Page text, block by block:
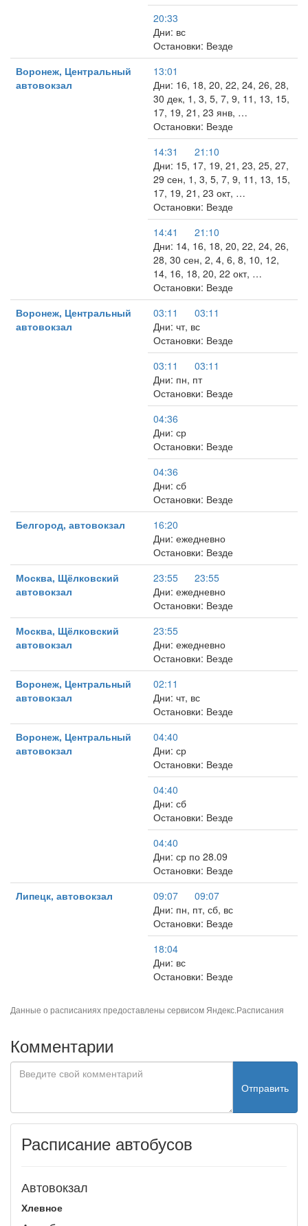
20:33
Дни: вс
Остановки: Везде
Воронеж, Центральный
автовокзал
13:01
Дни: 16, 18, 20, 22, 24, 26, 28,
30 дек, 1, 3, 5, 7, 9, 11, 13, 15,
17, 19, 21, 23 янв, …
Остановки: Везде
14:31
21:10
Дни: 15, 17, 19, 21, 23, 25, 27,
29 сен, 1, 3, 5, 7, 9, 11, 13, 15,
17, 19, 21, 23 окт, …
Остановки: Везде
14:41
21:10
Дни: 14, 16, 18, 20, 22, 24, 26,
28, 30 сен, 2, 4, 6, 8, 10, 12,
14, 16, 18, 20, 22 окт, …
Остановки: Везде
Воронеж, Центральный
автовокзал
03:11
03:11
Дни: чт, вс
Остановки: Везде
03:11
03:11
Дни: пн, пт
Остановки: Везде
04:36
Дни: ср
Остановки: Везде
04:36
Дни: сб
Остановки: Везде
Белгород, автовокзал
16:20
Дни: ежедневно
Остановки: Везде
Москва, Щёлковский
автовокзал
23:55
23:55
Дни: ежедневно
Остановки: Везде
Москва, Щёлковский
автовокзал
23:55
Дни: ежедневно
Остановки: Везде
Воронеж, Центральный
автовокзал
02:11
Дни: чт, вс
Остановки: Везде
Воронеж, Центральный
автовокзал
04:40
Дни: ср
Остановки: Везде
04:40
Дни: сб
Остановки: Везде
04:40
Дни: ср по 28.09
Остановки: Везде
Липецк, автовокзал
09:07
09:07
Дни: пн, пт, сб, вс
Остановки: Везде
18:04
Дни: вс
Остановки: Везде
Данные о расписаниях предоставлены сервисом Яндекс.Расписания
Комментарии
Отправить
Расписание автобусов
Автовокзал
Хлевное